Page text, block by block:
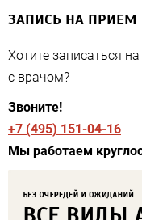
ЗАПИСЬ НА ПРИЕМ
Хотите записаться
с врачом?
Звоните!
+7 (495) 151-04-16
Мы работаем